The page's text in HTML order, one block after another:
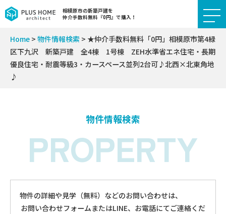
相模原市の新築戸建を
仲介手数料無料『0円』で購入！
Home > 物件情報検索 > ★仲介手数料無料「0円」相模原市第4緑
区下九沢 新築戸建 全4棟 1号棟 ZEH水準省エネ住宅・長期
優良住宅・耐震等級3・カースペース並列2台可♪北西×北東角地
♪
物件情報検索
PROPERTY
物件の詳細や見学（無料）などのお問い合わせは、
お問い合わせフォームまたはLINE、お電話にてご連絡くだ